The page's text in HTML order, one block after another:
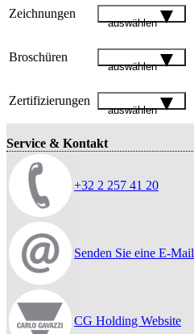
Zeichnungen
auswählen
Broschüren
auswählen
Zertifizierungen
auswählen
Service & Kontakt
+32 2 257 41 20
Senden Sie eine E-Mail
CG Holding Website